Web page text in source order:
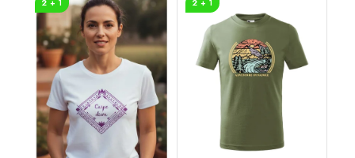
2 + 1 2 + 1